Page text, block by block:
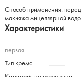
Способ применения:
макияжа мицеллярной
Характеристики
первая
Тип крема